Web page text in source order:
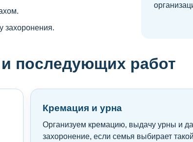
захоронения.
последующих работ
Кремация и урна
Организуем кремацию, выдачу урны и
захоронение, если семья выбирает